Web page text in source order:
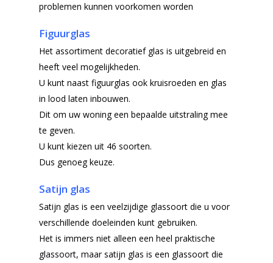
problemen kunnen voorkomen worden
Figuurglas
Het assortiment decoratief glas is uitgebreid en
heeft veel mogelijkheden.
U kunt naast figuurglas ook kruisroeden en glas
in lood laten inbouwen.
Dit om uw woning een bepaalde uitstraling mee
te geven.
U kunt kiezen uit 46 soorten.
Dus genoeg keuze.
Satijn glas
Satijn glas is een veelzijdige glassoort die u voor
verschillende doeleinden kunt gebruiken.
Het is immers niet alleen een heel praktische
glassoort, maar satijn glas is een glassoort die